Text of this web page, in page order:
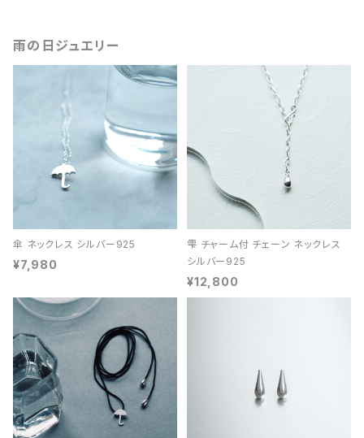
雨の日ジュエリー
傘 ネックレス シルバー925
¥7,980
雫 チャーム付 チェーン ネックレス
シルバー925
¥12,800